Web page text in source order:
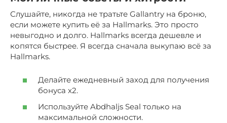
Слушайте, никогда не тратьте Gallantry на броню,
если можете купить её за Hallmarks. Это просто
невыгодно и долго. Hallmarks всегда дешевле и
копятся быстрее. Я всегда сначала выкупаю всё за
Hallmarks.
Делайте ежедневный заход для получения
бонуса х2.
Используйте Abdhaljs Seal только на
максимальной сложности.